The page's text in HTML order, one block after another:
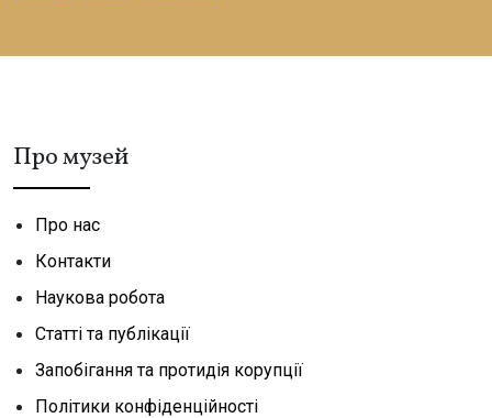
Про музей
Про нас
Контакти
Наукова робота
Статті та публікації
Запобігання та протидія корупції
Політики конфіденційності